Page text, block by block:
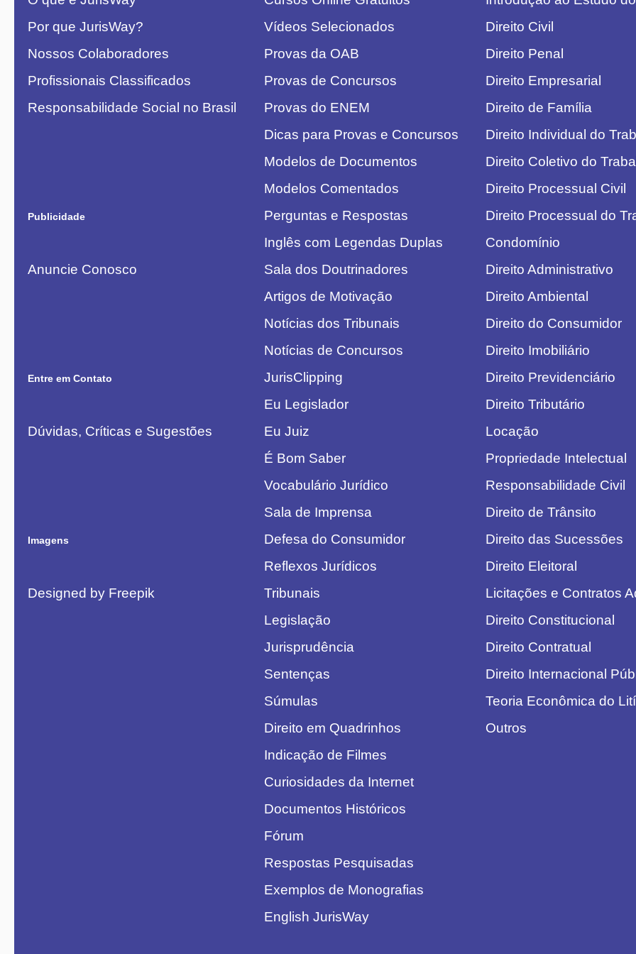
Por que JurisWay?
Nossos Colaboradores
Profissionais Classificados
Responsabilidade Social no Brasil
Publicidade
Anuncie Conosco
Entre em Contato
Dúvidas, Críticas e Sugestões
Imagens
Designed by Freepik
Vídeos Selecionados
Provas da OAB
Provas de Concursos
Provas do ENEM
Dicas para Provas e Concursos
Modelos de Documentos
Modelos Comentados
Perguntas e Respostas
Inglês com Legendas Duplas
Sala dos Doutrinadores
Artigos de Motivação
Notícias dos Tribunais
Notícias de Concursos
JurisClipping
Eu Legislador
Eu Juiz
É Bom Saber
Vocabulário Jurídico
Sala de Imprensa
Defesa do Consumidor
Reflexos Jurídicos
Tribunais
Legislação
Jurisprudência
Sentenças
Súmulas
Direito em Quadrinhos
Indicação de Filmes
Curiosidades da Internet
Documentos Históricos
Fórum
Respostas Pesquisadas
Exemplos de Monografias
English JurisWay
Direito Civil
Direito Penal
Direito Empresarial
Direito de Família
Direito Individual do
Direito Coletivo do
Direito Processual Civil
Direito Processual do
Condomínio
Direito Administrativo
Direito Ambiental
Direito do Consumidor
Direito Imobiliário
Direito Previdenciário
Direito Tributário
Locação
Propriedade Intelectual
Responsabilidade Civil
Direito de Trânsito
Direito das Sucessões
Direito Eleitoral
Licitações e Contratos
Direito Constitucional
Direito Contratual
Direito Internacional
Teoria Econômica do
Outros